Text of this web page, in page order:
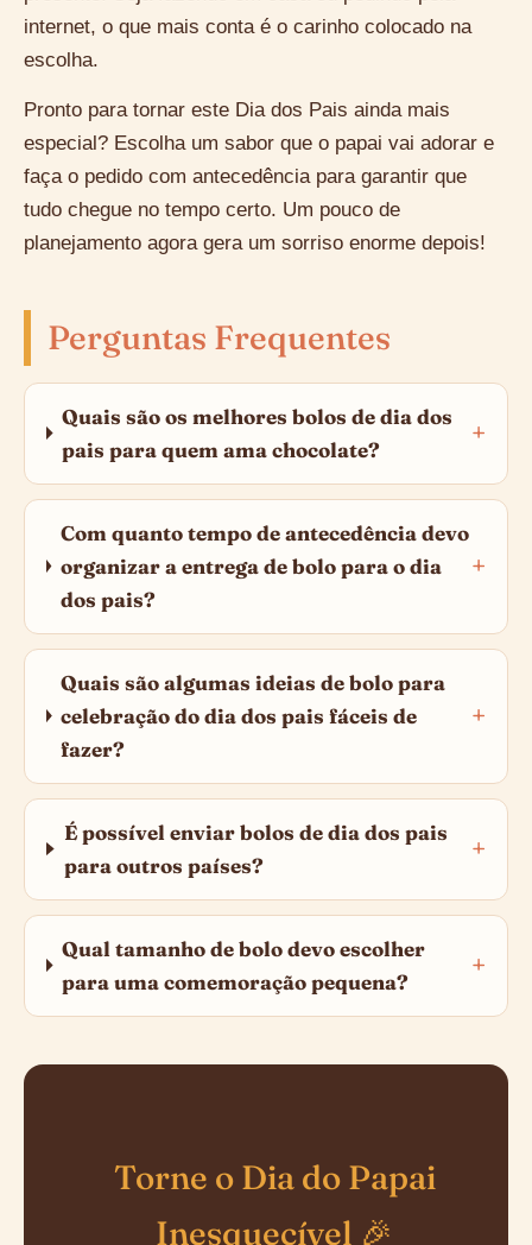
internet, o que mais conta é o carinho colocado na
escolha.
Pronto para tornar este Dia dos Pais ainda mais
especial? Escolha um sabor que o papai vai adorar e
faça o pedido com antecedência para garantir que
tudo chegue no tempo certo. Um pouco de
planejamento agora gera um sorriso enorme depois!
Perguntas Frequentes
Quais são os melhores bolos de dia dos
pais para quem ama chocolate?
Com quanto tempo de antecedência devo
organizar a entrega de bolo para o dia
dos pais?
Quais são algumas ideias de bolo para
celebração do dia dos pais fáceis de
fazer?
É possível enviar bolos de dia dos pais
para outros países?
Qual tamanho de bolo devo escolher
para uma comemoração pequena?
Torne o Dia do Papai
Inesquecível 🎉